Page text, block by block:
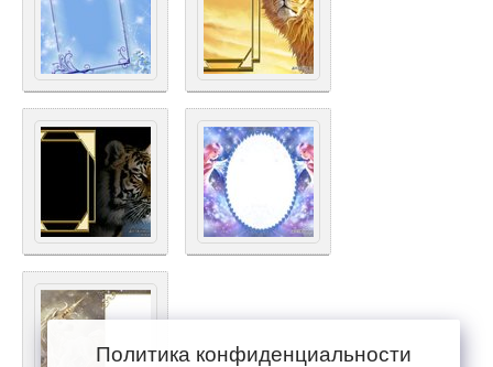
Политика конфиденциальности